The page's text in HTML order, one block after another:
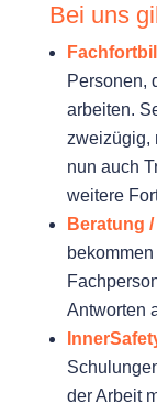
Bei uns
Personen,
arbeiten.
zweizügig,
nun auch
weitere
Beratung
Antworten
der Arbeit